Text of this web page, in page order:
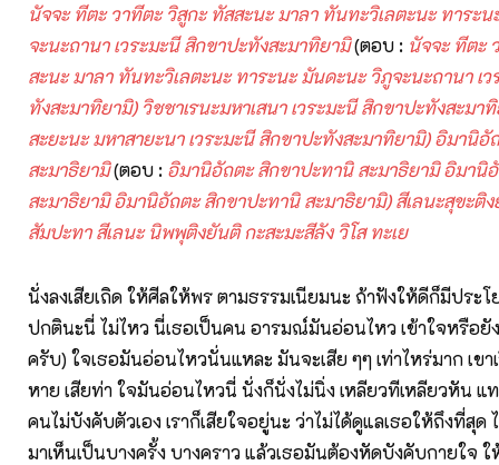
นัจจะ ทีตะ วาทีตะ วิสูกะ ทัสสะนะ มาลา ทันทะวิเลตะนะ ทาระ
จะนะถานา เวระมะนี สิกขาปะทังสะมาทิยามิ(ตอบ : นัจจะ ทีตะ
สะนะ มาลา ทันทะวิเลตะนะ ทาระนะ มันดะนะ วิภูจะนะถานา เ
ทังสะมาทิยามิ) วิชชาเรนะมหาเสนา เวระมะนี สิกขาปะทังสะมา
สะยะนะ มหาสายะนา เวระมะนี สิกขาปะทังสะมาทิยามิ) อิมานิ
สะมาธิยามิ(ตอบ : อิมานิอัถตะ สิกขาปะทานิ สะมาธิยามิ อิมานิ
สะมาธิยามิ อิมานิอัถตะ สิกขาปะทานิ สะมาธิยามิ) สีเลนะสุขะติ
สัมปะทา สีเลนะ นิพพุติงยันติ กะสะมะสีลัง วิโส ทะเย
นั่งลงเสียเถิด ให้ศีลให้พร ตามธรรมเนียมนะ ถ้าฟังให้ดีก็มีประ
ปกตินะนี่ ไม่ไหว นี่เธอเป็นคน อารมณ์มันอ่อนไหว เข้าใจหรือยั
ครับ) ใจเธอมันอ่อนไหวนั่นแหละ มันจะเสีย ๆๆ เท่าไหร่มาก เขา
หาย เสียท่า ใจมันอ่อนไหวนี่ นั่งก็นั่งไม่นิ่ง เหลียวทีเหลียวหัน
คนไม่บังคับตัวเอง เราก็เสียใจอยู่นะ ว่าไม่ได้ดูแลเธอให้ถึงที่สุด
มาเห็นเป็นบางครั้ง บางคราว แล้วเธอมันต้องหัดบังคับกายใจ